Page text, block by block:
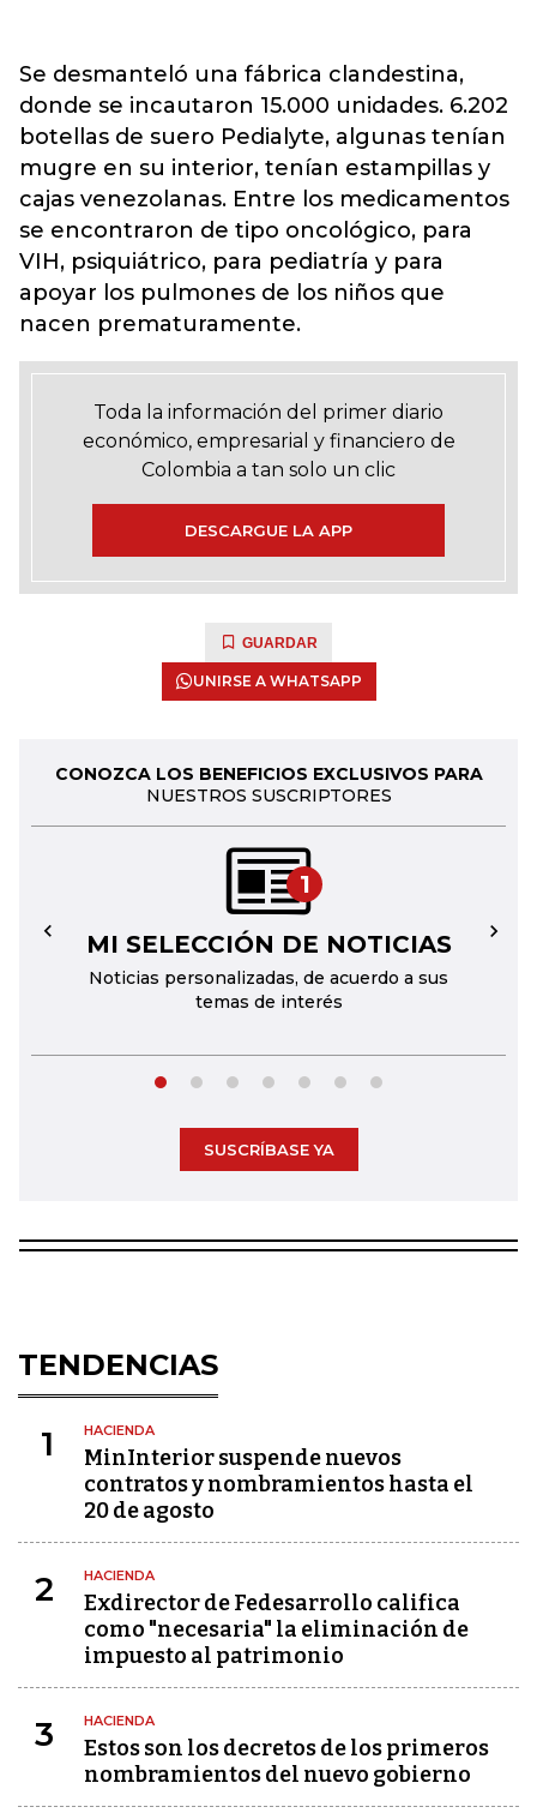
Se desmanteló una fábrica clandestina,
donde se incautaron 15.000 unidades. 6.202
botellas de suero Pedialyte, algunas tenían
mugre en su interior, tenían estampillas y
cajas venezolanas. Entre los medicamentos
se encontraron de tipo oncológico, para
VIH, psiquiátrico, para pediatría y para
apoyar los pulmones de los niños que
nacen prematuramente.
Toda la información del primer diario
económico, empresarial y financiero de
Colombia a tan solo un clic
DESCARGUE LA APP
GUARDAR
UNIRSE A WHATSAPP
CONOZCA LOS BENEFICIOS EXCLUSIVOS PARA
NUESTROS SUSCRIPTORES
1
MI SELECCIÓN DE NOTICIAS
Noticias personalizadas, de acuerdo a sus
temas de interés
← →
SUSCRÍBASE YA
TENDENCIAS
1 HACIENDA
MinInterior suspende nuevos
contratos y nombramientos hasta el
20 de agosto
2 HACIENDA
Exdirector de Fedesarrollo califica
como "necesaria" la eliminación de
impuesto al patrimonio
3 HACIENDA
Estos son los decretos de los primeros
nombramientos del nuevo gobierno